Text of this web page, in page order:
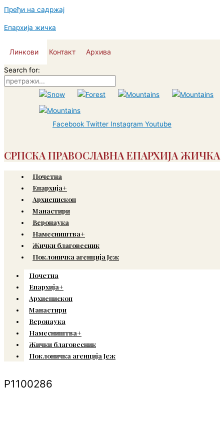
Пређи на садржај
Епархија жичка
Линкови Контакт Архива
Search for:
Facebook Twitter Instagram Youtube
СРПСКА ПРАВОСЛАВНА ЕПАРХИЈА ЖИЧКА
Почетна
Епархија+
Архиепископ
Манастири
Веронаука
Намесништва+
Жички благовесник
Поклоничка агенција Јеж
Почетна
Епархија+
Архиепископ
Манастири
Веронаука
Намесништва+
Жички благовесник
Поклоничка агенција Јеж
P1100286